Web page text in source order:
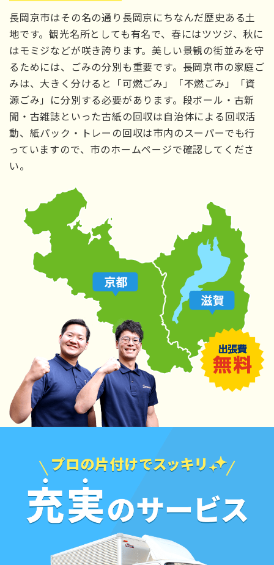
長岡京市はその名の通り長岡京にちなんだ歴史ある土
地です。観光名所としても有名で、春にはツツジ、秋に
はモミジなどが咲き誇ります。美しい景観の街並みを守
るためには、ごみの分別も重要です。長岡京市の家庭ご
みは、大きく分けると「可燃ごみ」「不燃ごみ」「資
源ごみ」に分別する必要があります。段ボール・古新
聞・古雑誌といった古紙の回収は自治体による回収活
動、紙パック・トレーの回収は市内のスーパーでも行
っていますので、市のホームページで確認してくださ
い。